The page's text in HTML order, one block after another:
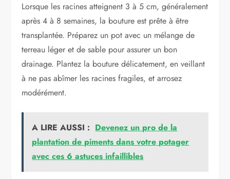
Lorsque les racines atteignent 3 à 5 cm, généralement
après 4 à 8 semaines, la bouture est prête à être
transplantée. Préparez un pot avec un mélange de
terreau léger et de sable pour assurer un bon
drainage. Plantez la bouture délicatement, en veillant
à ne pas abîmer les racines fragiles, et arrosez
modérément.
A LIRE AUSSI : Devenez un pro de la
plantation de piments dans votre potager
avec ces 6 astuces infaillibles